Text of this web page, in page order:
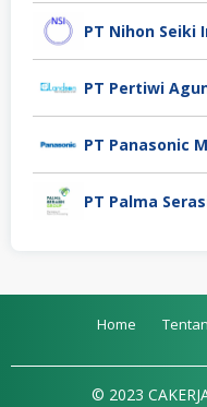
PT Nihon Seiki
PT Pertiwi
PT Panasonic
PT Palma
Home
© 2023